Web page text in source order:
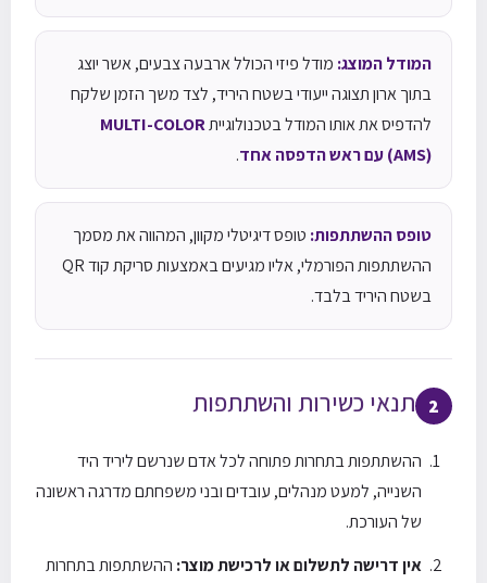
המודל המוצג: מודל פיזי הכולל ארבעה צבעים, אשר יוצג
בתוך ארון תצוגה ייעודי בשטח היריד, לצד משך הזמן שלקח
להדפיס את אותו המודל בטכנולוגייתMULTI-COLOR
(AMS) עם ראש הדפסה אחד
.
טופס ההשתתפות: טופס דיגיטלי מקוון, המהווה את מסמך
ההשתתפות הפורמלי, אליו מגיעים באמצעות סריקת קוד QR
בשטח היריד בלבד.
2 תנאי כשירות והשתתפות
ההשתתפות בתחרות פתוחה לכל אדם שנרשם ליריד היד
השנייה, למעט מנהלים, עובדים ובני משפחתם מדרגה ראשונה
של העורכת.
אין דרישה לתשלום או לרכישת מוצר: ההשתתפות בתחרות